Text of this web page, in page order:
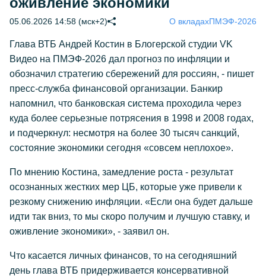
05.06.2026 14:58 (мск+2) О вкладахПМЭФ-2026
Глава ВТБ Андрей Костин в Блогерской студии VK
Видео на ПМЭФ-2026 дал прогноз по инфляции и
обозначил стратегию сбережений для россиян, - пишет
пресс-служба финансовой организации. Банкир
напомнил, что банковская система проходила через
куда более серьезные потрясения в 1998 и 2008 годах,
и подчеркнул: несмотря на более 30 тысяч санкций,
состояние экономики сегодня «совсем неплохое».
По мнению Костина, замедление роста - результат
осознанных жестких мер ЦБ, которые уже привели к
резкому снижению инфляции. «Если она будет дальше
идти так вниз, то мы скоро получим и лучшую ставку, и
оживление экономики», - заявил он.
Что касается личных финансов, то на сегодняшний
день глава ВТБ придерживается консервативной